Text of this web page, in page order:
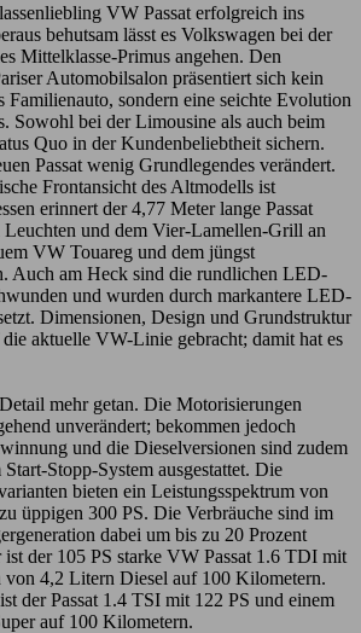
VW Passat erfolgreich ins
behutsam lässt es Volkswagen bei der
Mittelklasse-Primus angehen. Den
Automobilsalon präsentiert sich kein
sondern eine seichte Evolution
Sowohl bei der Limousine als auch beim
Quo in der Kundenbeliebtheit sichern.
Passat wenig Grundlegendes verändert.
Frontansicht des Altmodells ist
erinnert der 4,77 Meter lange Passat
Leuchten und dem Vier-Lamellen-Grill an
VW Touareg und dem jüngst
Auch am Heck sind die rundlichen LED-
und wurden durch markantere LED-
Dimensionen, Design und Grundstruktur
die aktuelle VW-Linie gebracht; damit hat es
mehr getan. Die Motorisierungen
unverändert; bekommen jedoch
und die Dieselversionen sind zudem
Stopp-System ausgestattet. Die
bieten ein Leistungsspektrum von
üppigen 300 PS. Die Verbräuche sind im
dabei um bis zu 20 Prozent
ist der 105 PS starke VW Passat 1.6 TDI mit
von 4,2 Litern Diesel auf 100 Kilometern.
der Passat 1.4 TSI mit 122 PS und einem
auf 100 Kilometern.